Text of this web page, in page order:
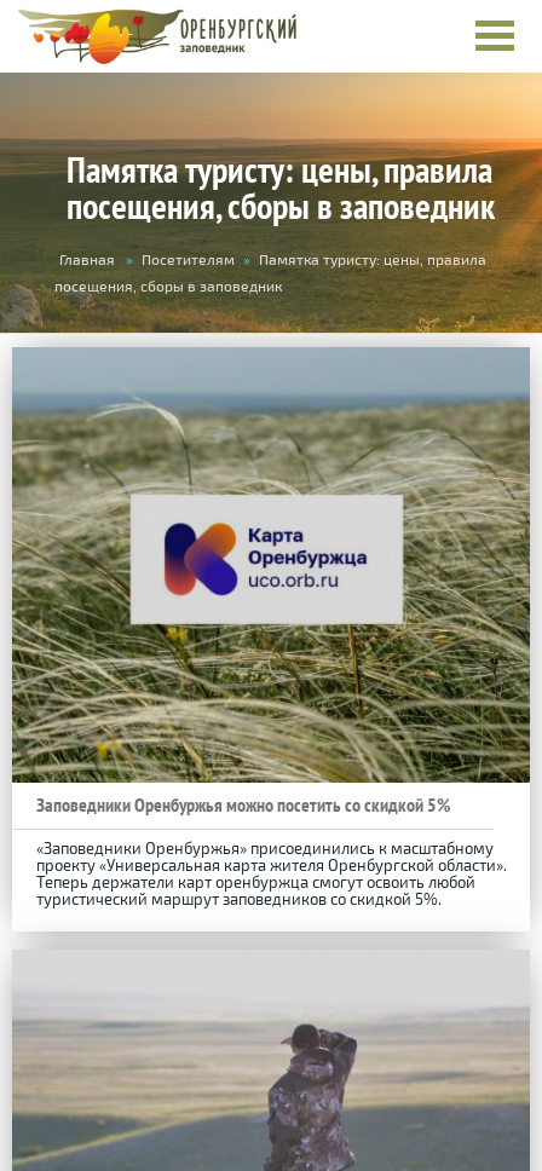
Памятка туристу: цены, правила
посещения, сборы в заповедник
Вы
здесь
Главная » Посетителям » Памятка туристу: цены, правила
посещения, сборы в заповедник
Заповедники Оренбуржья можно посетить со скидкой 5%
«Заповедники Оренбуржья» присоединились к масштабному
проекту «Универсальная карта жителя Оренбургской области».
Теперь держатели карт оренбуржца смогут освоить любой
туристический маршрут заповедников со скидкой 5%.